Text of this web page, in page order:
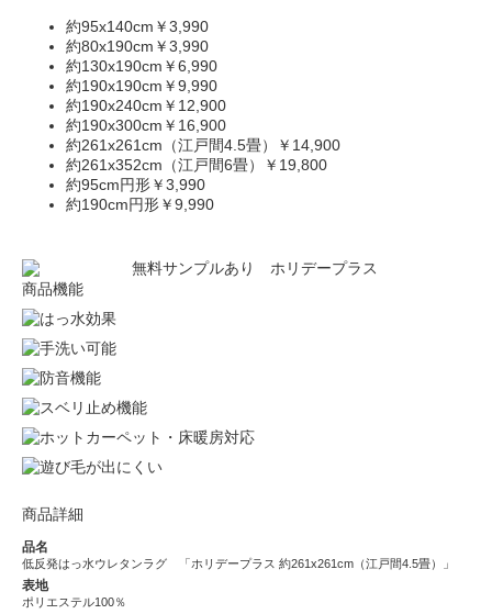
約95x140cm ￥3,990
約80x190cm ￥3,990
約130x190cm ￥6,990
約190x190cm ￥9,990
約190x240cm ￥12,900
約190x300cm ￥16,900
約261x261cm（江戸間4.5畳）
￥14,900
約261x352cm（江戸間6畳）
￥19,800
約95cm円形￥3,990
約190cm円形￥9,990
商品機能
商品詳細
品名
低反発はっ水ウレタンラグ 「ホリデープラス 約261x261cm（江戸間4.5畳）」
表地
ポリエステル100％